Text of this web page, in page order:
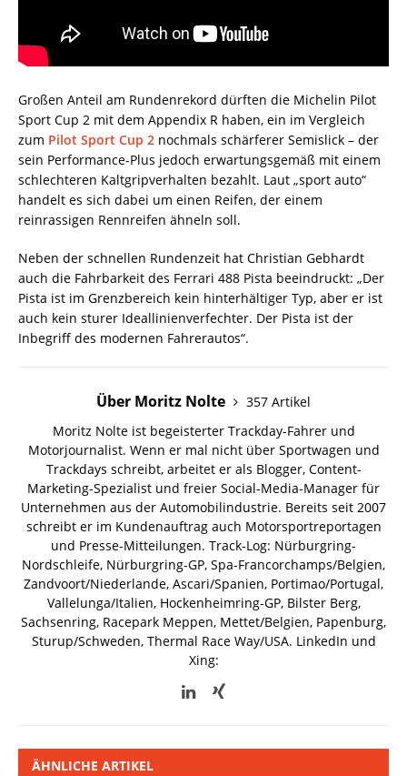
Großen Anteil am Rundenrekord dürften die Michelin Pilot
Sport Cup 2 mit dem Appendix R haben, ein im Vergleich
zum Pilot Sport Cup 2 nochmals schärferer Semislick – der
sein Performance-Plus jedoch erwartungsgemäß mit einem
schlechteren Kaltgripverhalten bezahlt. Laut „sport auto“
handelt es sich dabei um einen Reifen, der einem
reinrassigen Rennreifen ähneln soll.
Neben der schnellen Rundenzeit hat Christian Gebhardt
auch die Fahrbarkeit des Ferrari 488 Pista beeindruckt: „Der
Pista ist im Grenzbereich kein hinterhältiger Typ, aber er ist
auch kein sturer Ideallinienverfechter. Der Pista ist der
Inbegriff des modernen Fahrerautos“.
Über Moritz Nolte
357 Artikel
Moritz Nolte ist begeisterter Trackday-Fahrer und
Motorjournalist. Wenn er mal nicht über Sportwagen und
Trackdays schreibt, arbeitet er als Blogger, Content-
Marketing-Spezialist und freier Social-Media-Manager für
Unternehmen aus der Automobilindustrie. Bereits seit 2007
schreibt er im Kundenauftrag auch Motorsportreportagen
und Presse-Mitteilungen. Track-Log: Nürburgring-
Nordschleife, Nürburgring-GP, Spa-Francorchamps/Belgien,
Zandvoort/Niederlande, Ascari/Spanien, Portimao/Portugal,
Vallelunga/Italien, Hockenheimring-GP, Bilster Berg,
Sachsenring, Racepark Meppen, Mettet/Belgien, Papenburg,
Sturup/Schweden, Thermal Race Way/USA. LinkedIn und
Xing:
ÄHNLICHE ARTIKEL